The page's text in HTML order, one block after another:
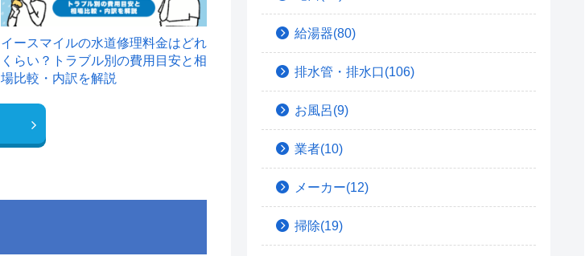
イースマイルの水道修理料金はどれ
くらい？トラブル別の費用目安と相
場比較・内訳を解説
給湯器(80)
排水管・排水口(106)
お風呂(9)
業者(10)
メーカー(12)
掃除(19)